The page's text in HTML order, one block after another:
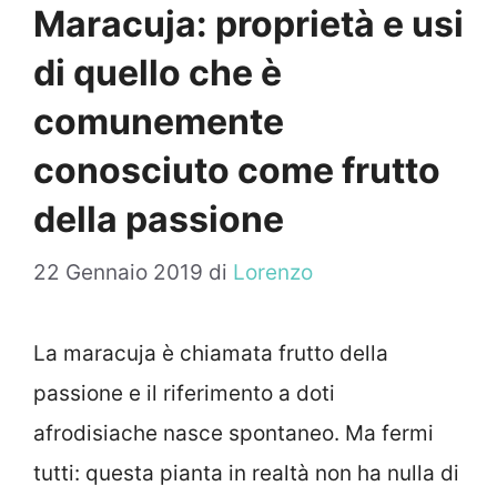
Maracuja: proprietà e usi
di quello che è
comunemente
conosciuto come frutto
della passione
22 Gennaio 2019 di Lorenzo
La maracuja è chiamata frutto della
passione e il riferimento a doti
afrodisiache nasce spontaneo. Ma fermi
tutti: questa pianta in realtà non ha nulla di